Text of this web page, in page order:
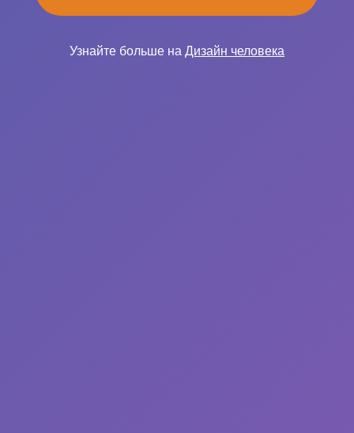
Узнайте больше на Дизайн человека